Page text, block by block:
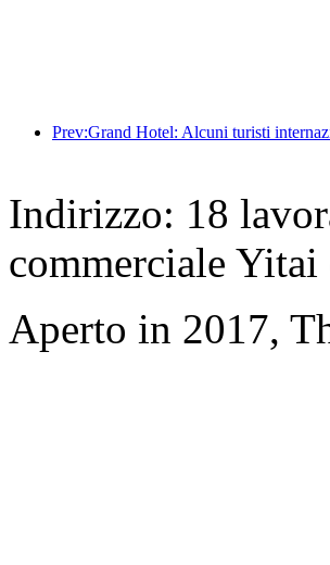
Indirizzo: 18
commerciale
Aperto in 2017,